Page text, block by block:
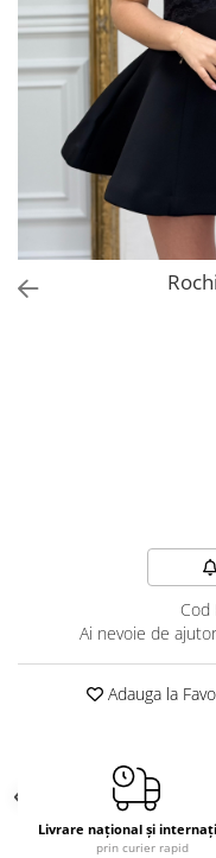
Bluze
Pantaloni
Veste
Paltoane
Sacouri
Tricouri
Traditional
Cod
Ai nevoie de
Adauga la
Livrare național și
prin curier rapid